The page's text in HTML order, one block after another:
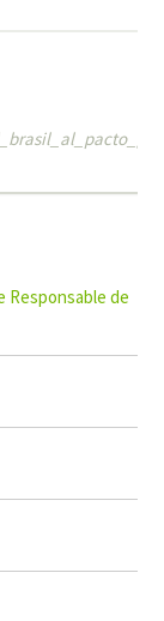
Responsable de